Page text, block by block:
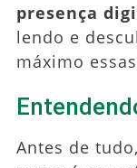
presença
lendo e
máximo
Antes de